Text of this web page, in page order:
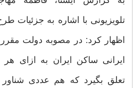
تلویزیونی با اشاره به جزئیات
اظهار کرد: در مصوبه دولت
ایرانی ساکن ایران به ازای
تعلق بگیرد که هم عددی